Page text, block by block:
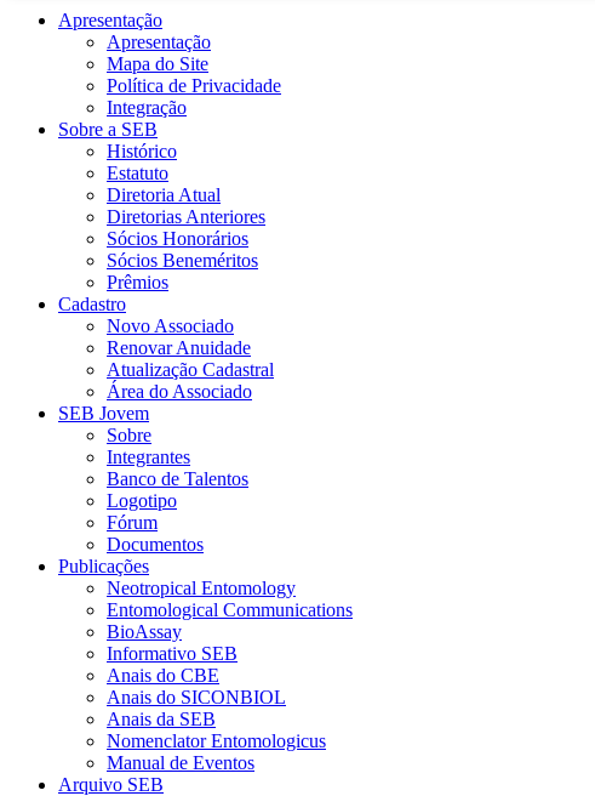
Apresentação
Apresentação
Mapa do Site
Política de Privacidade
Integração
Sobre a SEB
Histórico
Estatuto
Diretoria Atual
Diretorias Anteriores
Sócios Honorários
Sócios Beneméritos
Prêmios
Cadastro
Novo Associado
Renovar Anuidade
Atualização Cadastral
Área do Associado
SEB Jovem
Sobre
Integrantes
Banco de Talentos
Logotipo
Fórum
Documentos
Publicações
Neotropical Entomology
Entomological Communications
BioAssay
Informativo SEB
Anais do CBE
Anais do SICONBIOL
Anais da SEB
Nomenclator Entomologicus
Manual de Eventos
Arquivo SEB